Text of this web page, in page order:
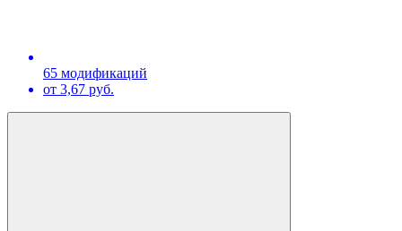
65 модификаций
от 3,67 руб.